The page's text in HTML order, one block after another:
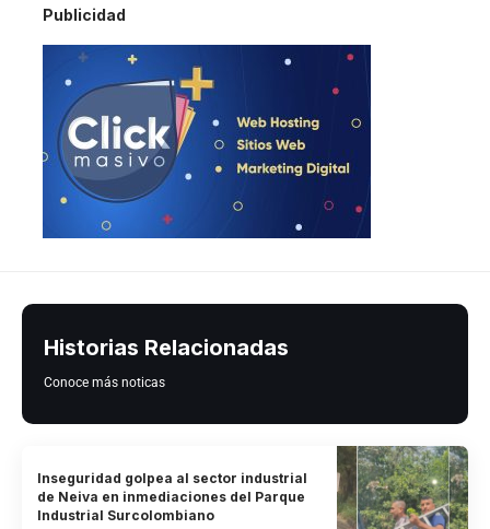
Publicidad
Historias Relacionadas
Conoce más noticas
Inseguridad golpea al sector industrial
de Neiva en inmediaciones del Parque
Industrial Surcolombiano